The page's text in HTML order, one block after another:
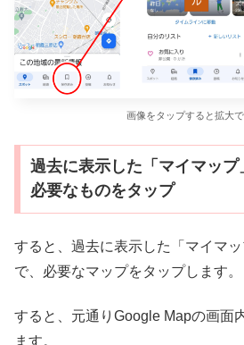
画像をタップすると拡大
過去に表示した「マイマップ
必要なものをタップ
すると、過去に表示した「マイマ
で、必要なマップをタップします。
すると、元通りGoogle Mapの画面
ます。